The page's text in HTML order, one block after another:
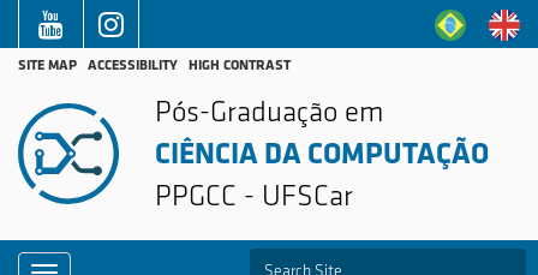
SITE MAP ACCESSIBILITY HIGH CONTRAST
Pós-Graduação em
CIÊNCIA DA COMPUTAÇÃO
PPGCC - UFSCar